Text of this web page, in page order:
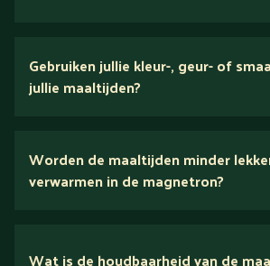
Gebruiken jullie kleur-, geur- of
jullie maaltijden?
Worden de maaltijden minder
verwarmen in de magnetron?
Wat is de houdbaarheid van de